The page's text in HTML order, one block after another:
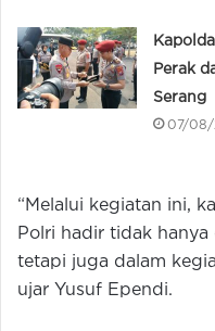
Perak
Serang
07/08/
“Melalui kegiatan ini,
Polri hadir tidak
tetapi juga dalam
ujar Yusuf Ependi.